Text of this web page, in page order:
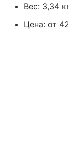
Вес: 3,34
Цена: от